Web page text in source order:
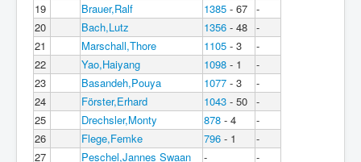
19
Brauer,Ralf 1385 - 67 -
20
Bach,Lutz 1356 - 48 -
21
Marschall,Thore 1105 - 3
-
22
Yao,Haiyang 1098 - 1
-
23
Basandeh,Pouya 1077 - 3
-
24
Förster,Erhard 1043 - 50 -
25
Drechsler,Monty 878 - 4
-
26
Flege,Femke 796 - 1
-
27
Peschel,Jannes Swaan - -